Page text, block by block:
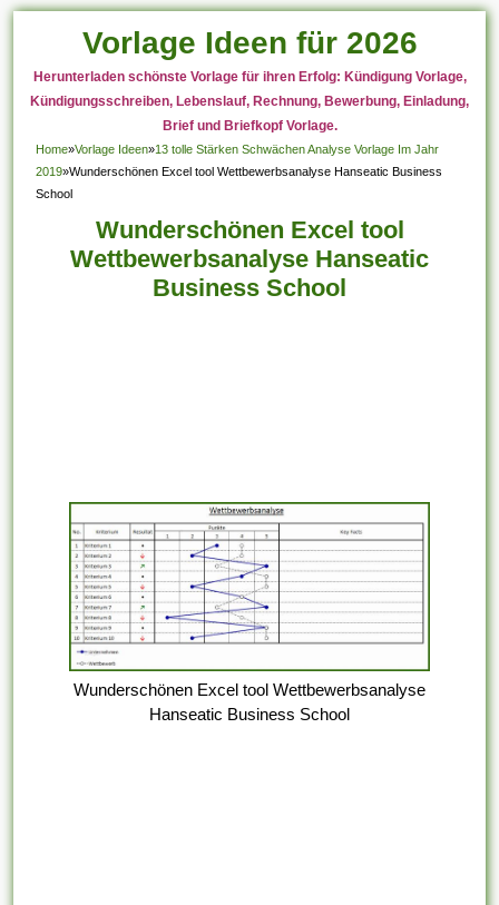
Vorlage Ideen für 2026
Herunterladen schönste Vorlage für ihren Erfolg: Kündigung Vorlage,
Kündigungsschreiben, Lebenslauf, Rechnung, Bewerbung, Einladung,
Brief und Briefkopf Vorlage.
Home»Vorlage Ideen»13 tolle Stärken Schwächen Analyse Vorlage Im Jahr
2019»Wunderschönen Excel tool Wettbewerbsanalyse Hanseatic Business
School
Wunderschönen Excel tool
Wettbewerbsanalyse Hanseatic
Business School
Wunderschönen Excel tool Wettbewerbsanalyse
Hanseatic Business School